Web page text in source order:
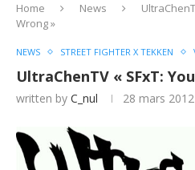
Home News
Wrong »
NEWS STREET FIGHTER X TEKKEN
UltraChenTV « SFxT:
written by C_nul 28 mars 2012